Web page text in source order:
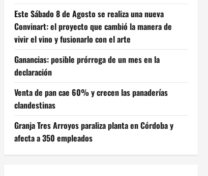
Este Sábado 8 de Agosto se realiza una nueva
Convinart: el proyecto que cambió la manera de
vivir el vino y fusionarlo con el arte
Ganancias: posible prórroga de un mes en la
declaración
Venta de pan cae 60% y crecen las panaderías
clandestinas
Granja Tres Arroyos paraliza planta en Córdoba y
afecta a 350 empleados